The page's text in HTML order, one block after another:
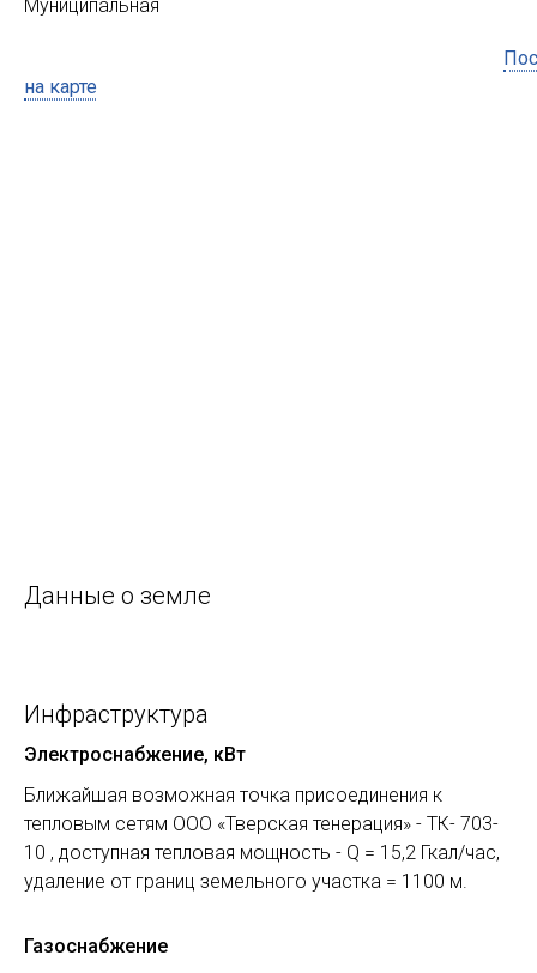
Муниципальная
на карте
Данные о земле
Инфраструктура
Электроснабжение, кВт
Ближайшая возможная точка присоединения к
тепловым сетям ООО «Тверская тенерация» - ТК- 703-
10 , доступная тепловая мощность - Q = 15,2 Гкал/час,
удаление от границ земельного участка = 1100 м.
Газоснабжение